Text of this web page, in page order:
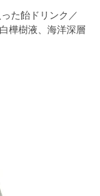
た飴ドリンク／
樺樹液、海洋深層